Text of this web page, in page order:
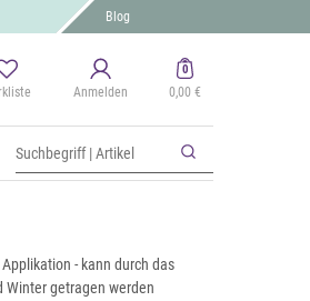
Blog
Anmelden
0
0,00 €
- kann durch das
getragen werden